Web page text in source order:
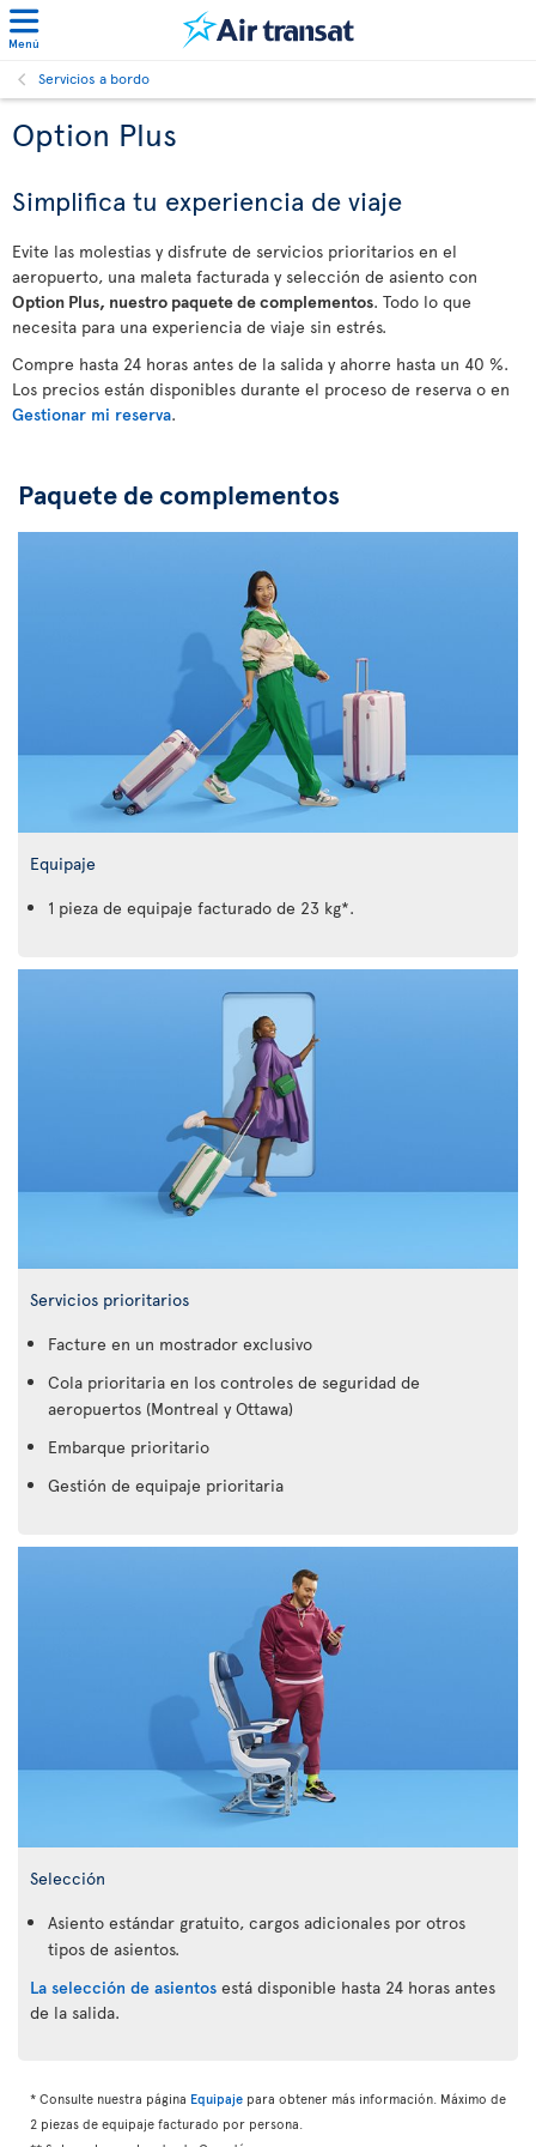
Menú
Servicios a bordo
Option Plus
Simplifica tu experiencia de viaje
Evite las molestias y disfrute de servicios prioritarios en el
aeropuerto, una maleta facturada y selección de asiento con
Option Plus, nuestro paquete de complementos. Todo lo que
necesita para una experiencia de viaje sin estrés.
Compre hasta 24 horas antes de la salida y ahorre hasta un 40 %.
Los precios están disponibles durante el proceso de reserva o en
Gestionar mi reserva.
Paquete de complementos
Equipaje
1 pieza de equipaje facturado de 23 kg*.
Servicios prioritarios
Facture en un mostrador exclusivo
Cola prioritaria en los controles de seguridad de
aeropuertos (Montreal y Ottawa)
Embarque prioritario
Gestión de equipaje prioritaria
Selección
Asiento estándar gratuito, cargos adicionales por otros
tipos de asientos.
La selección de asientos está disponible hasta 24 horas antes
de la salida.
* Consulte nuestra página Equipaje para obtener más información. Máximo de
2 piezas de equipaje facturado por persona.